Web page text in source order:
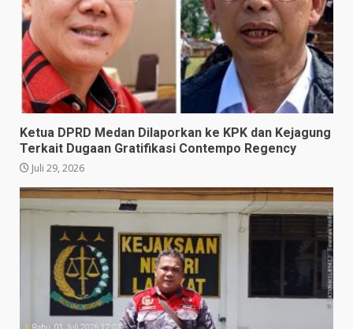
Ketua DPRD Medan Dilaporkan ke KPK dan Kejagung
Terkait Dugaan Gratifikasi Contempo Regency
Juli 29, 2026